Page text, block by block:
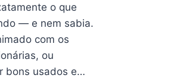
o que
— e nem sabia.
com os
ou
bons usados e…